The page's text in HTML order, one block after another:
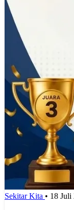
Sekitar Kita • 18 Juli